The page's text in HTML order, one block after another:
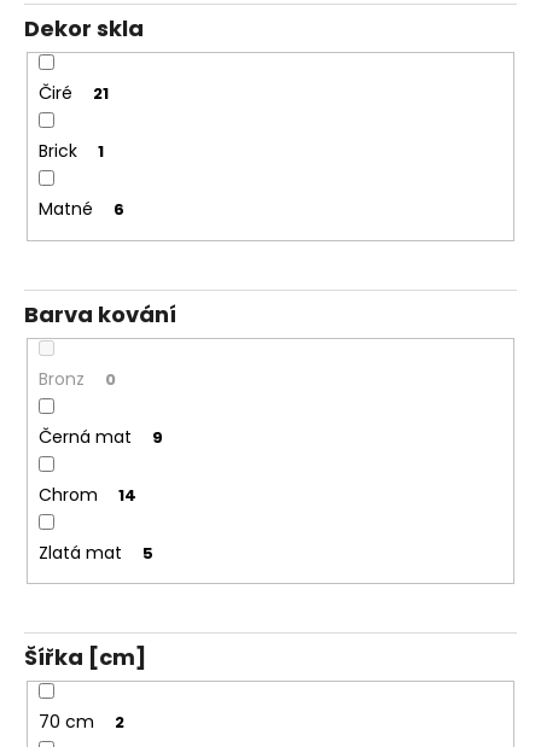
Dekor skla
Čiré 21
Brick 1
Matné 6
Barva kování
Bronz 0
Černá mat 9
Chrom 14
Zlatá mat 5
Šířka [cm]
70 cm 2